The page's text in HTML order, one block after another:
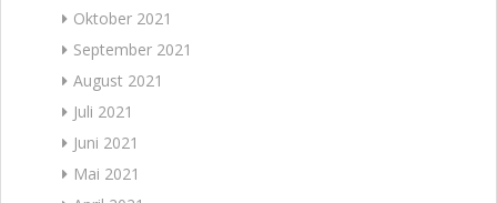
Oktober 2021
September 2021
August 2021
Juli 2021
Juni 2021
Mai 2021